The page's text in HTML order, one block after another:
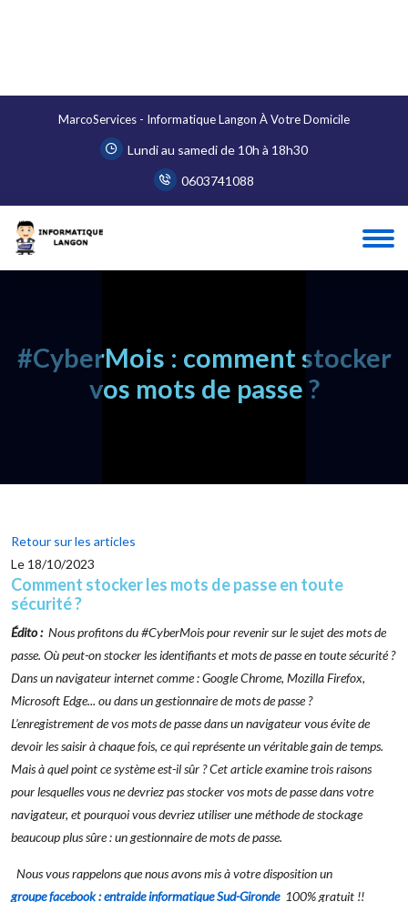
MarcoServices - Informatique Langon À Votre Domicile
Lundi au samedi de 10h à 18h30
0603741088
#CyberMois : comment stocker
vos mots de passe ?
Retour sur les articles
Le 18/10/2023
Comment stocker les mots de passe en toute
sécurité ?
Édito : Nous profitons du #CyberMois pour revenir sur le sujet des mots de
passe. Où peut-on stocker les identifiants et mots de passe en toute sécurité ?
Dans un navigateur internet comme : Google Chrome, Mozilla Firefox,
Microsoft Edge... ou dans un gestionnaire de mots de passe ?
L’enregistrement de vos mots de passe dans un navigateur vous évite de
devoir les saisir à chaque fois, ce qui représente un véritable gain de temps.
Mais à quel point ce système est-il sûr ? Cet article examine trois raisons
pour lesquelles vous ne devriez pas stocker vos mots de passe dans votre
navigateur, et pourquoi vous devriez utiliser une méthode de stockage
beaucoup plus sûre : un gestionnaire de mots de passe.
Nous vous rappelons que nous avons mis à votre disposition un
groupe facebook : entraide informatique Sud-Gironde100% gratuit !!